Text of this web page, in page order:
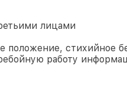
лицами
положение, стихийное
работу